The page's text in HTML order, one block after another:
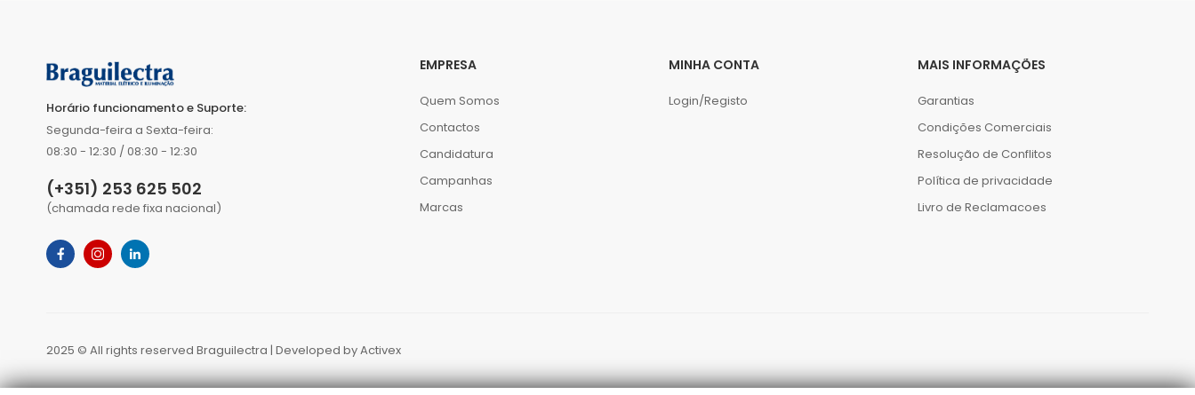
Horário funcionamento e Suporte:
Segunda-feira a Sexta-feira:
08:30 - 12:30 / 08:30 - 12:30
(+351) 253 625 502
(chamada rede fixa nacional)
EMPRESA
Quem Somos
Contactos
Candidatura
Campanhas
Marcas
MINHA CONTA
Login/Registo
MAIS INFORMAÇÕES
Garantias
Condições Comerciais
Resolução de Conflitos
Política de privacidade
Livro de Reclamacoes
2025 © All rights reserved Braguilectra | Developed byActivex